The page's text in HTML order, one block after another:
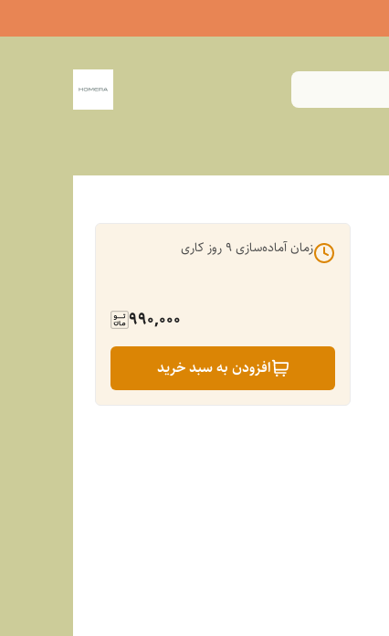
زمان آماده‌سازی9 روز کاری
990,000
افزودن به سبد خرید